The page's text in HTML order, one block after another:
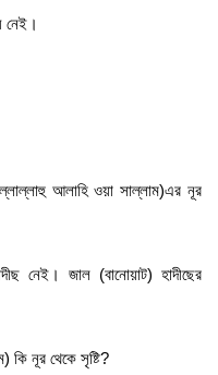
নেই।
আলাহি ওয়া সাল্লাম)এর নূর
নেই। জাল (বানোয়াট) হাদীছের
কি নূর থেকে সৃষ্টি?